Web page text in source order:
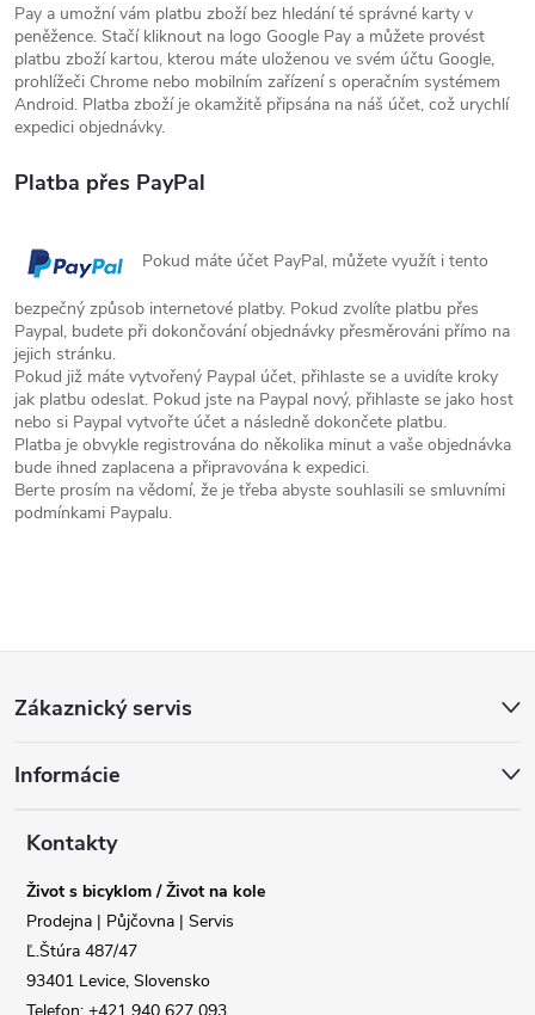
Pay a umožní vám platbu zboží bez hledání té správné karty v
peněžence. Stačí kliknout na logo Google Pay a můžete provést
platbu zboží kartou, kterou máte uloženou ve svém účtu Google,
prohlížeči Chrome nebo mobilním zařízení s operačním systémem
Android. Platba zboží je okamžitě připsána na náš účet, což urychlí
expedici objednávky.
Platba přes PayPal
Pokud máte účet PayPal, můžete využít i tento
bezpečný způsob internetové platby. Pokud zvolíte platbu přes
Paypal, budete při dokončování objednávky přesměrováni přímo na
jejich stránku.
Pokud již máte vytvořený Paypal účet, přihlaste se a uvidíte kroky
jak platbu odeslat. Pokud jste na Paypal nový, přihlaste se jako host
nebo si Paypal vytvořte účet a následně dokončete platbu.
Platba je obvykle registrována do několika minut a vaše objednávka
bude ihned zaplacena a připravována k expedici.
Berte prosím na vědomí, že je třeba abyste souhlasili se smluvními
podmínkami Paypalu.
p
Zákaznický servis
Informácie
Kontakty
Život s bicyklom / Život na kole
Prodejna | Půjčovna | Servis
Ľ.Štúra 487/47
93401 Levice, Slovensko
Telefon: +421 940 627 093
Reklamace Doprava
Poslat